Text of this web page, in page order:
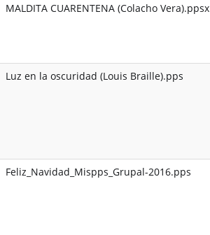
MALDITA CUARENTENA (Colacho Vera).ppsx
Luz en la oscuridad (Louis Braille).pps
Feliz_Navidad_Mispps_Grupal-2016.pps